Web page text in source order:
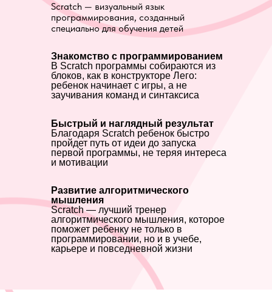
Знакомство с программированием
В Scratch программы собираются из
блоков, как в конструкторе Лего:
ребенок начинает с игры, а не
заучивания команд и синтаксиса
Быстрый и наглядный результат
Благодаря Scratch ребенок быстро
пройдет путь от идеи до запуска
первой программы, не теряя интереса
и мотивации
Развитие алгоритмического
мышления
Scratch — лучший тренер
алгоритмического мышления, которое
поможет ребенку не только в
программировании, но и в учебе,
карьере и повседневной жизни
Scratch — визуальный язык
программирования, созданный
специально для обучения детей